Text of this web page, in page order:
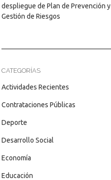
despliegue de Plan de Prevención y
Gestión de Riesgos
CATEGORÍAS
Actividades Recientes
Contrataciones Públicas
Deporte
Desarrollo Social
Economía
Educación